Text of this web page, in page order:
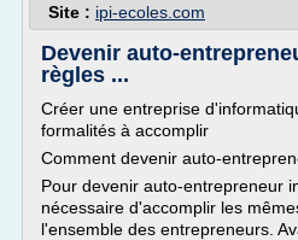
Site : ipi-ecoles.com
Devenir auto-
règles ...
Créer une entreprise
formalités à accomplir
Comment devenir auto-
Pour devenir auto-entrepreneur
nécessaire d'accomplir les
l'ensemble des entrepreneurs.